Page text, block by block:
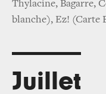
Thylacine, Bagarre,
blanche), Ez! (Carte
Juillet